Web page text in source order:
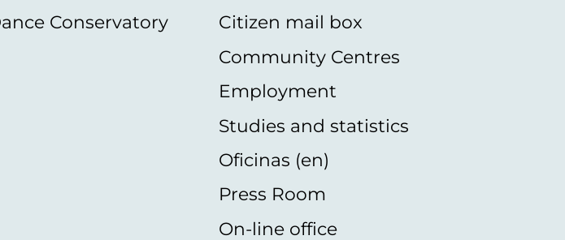
Conservatory
Citizen mail box
Community Centres
Employment
Studies and statistics
Oficinas (en)
Press Room
On-line office